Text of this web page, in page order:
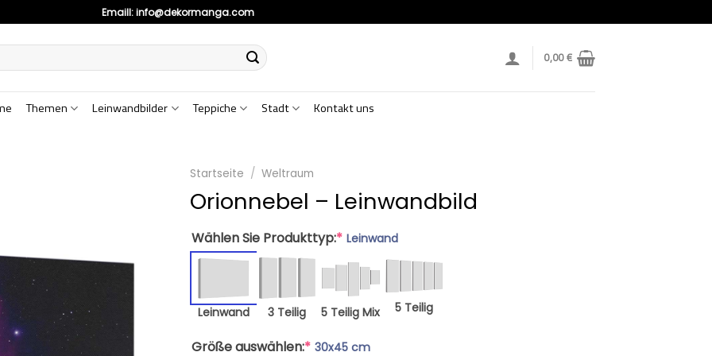
Emaill:info@dekormanga.com
0,00€
Themen Leinwandbilder Teppiche Stadt Kontakt uns
Startseite / Weltraum
Orionnebel – Leinwandbild
Wählen Sie Produkttyp:* Leinwand
Leinwand 3 Teilig 5 Teilig Mix 5 Teilig
Größe auswählen:* 30x45 cm